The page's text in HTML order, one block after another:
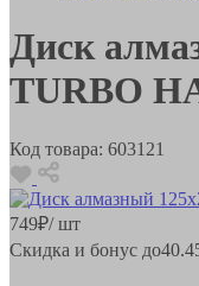
Диск
TURBO
Код товара: 603121
749₽/ шт
Скидка и бонус до